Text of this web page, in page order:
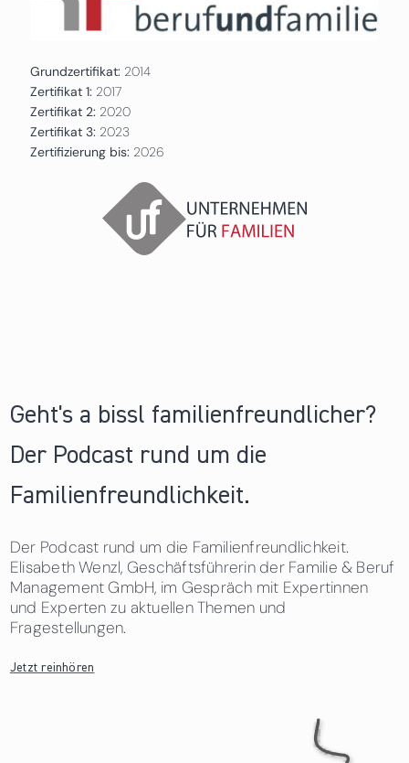
Grundzertifikat: 2014
Zertifikat 1: 2017
Zertifikat 2: 2020
Zertifikat 3: 2023
Zertifizierung bis: 2026
Geht's a bissl familienfreundlicher?
Der Podcast rund um die
Familienfreundlichkeit.
Der Podcast rund um die Familienfreundlichkeit.
Elisabeth Wenzl, Geschäftsführerin der Familie & Beruf
Management GmbH, im Gespräch mit Expertinnen
und Experten zu aktuellen Themen und
Fragestellungen.
Jetzt reinhören